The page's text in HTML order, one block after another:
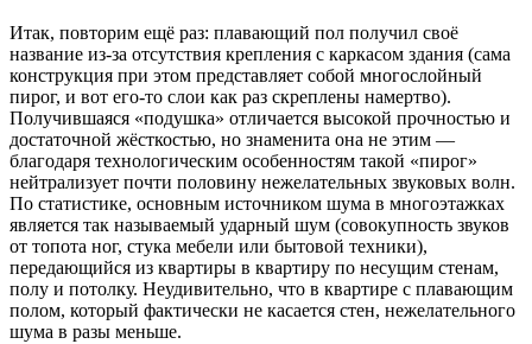
Итак, повторим ещё раз: плавающий пол получил своё
название из-за отсутствия крепления с каркасом здания (сама
конструкция при этом представляет собой многослойный
пирог, и вот его-то слои как раз скреплены намертво).
Получившаяся «подушка» отличается высокой прочностью и
достаточной жёсткостью, но знаменита она не этим —
благодаря технологическим особенностям такой «пирог»
нейтрализует почти половину нежелательных звуковых волн.
По статистике, основным источником шума в многоэтажках
является так называемый ударный шум (совокупность звуков
от топота ног, стука мебели или бытовой техники),
передающийся из квартиры в квартиру по несущим стенам,
полу и потолку. Неудивительно, что в квартире с плавающим
полом, который фактически не касается стен, нежелательного
шума в разы меньше.